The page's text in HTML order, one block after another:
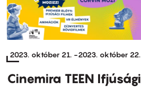
2023. október 21. -2023. október 22.
Cinemira TEEN Ifjúsági